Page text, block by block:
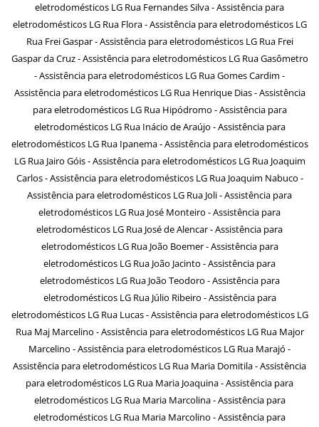
eletrodomésticos LG Rua Fernandes Silva - Assistência para
eletrodomésticos LG Rua Flora - Assistência para eletrodomésticos LG
Rua Frei Gaspar - Assistência para eletrodomésticos LG Rua Frei
Gaspar da Cruz - Assistência para eletrodomésticos LG Rua Gasômetro
- Assistência para eletrodomésticos LG Rua Gomes Cardim -
Assistência para eletrodomésticos LG Rua Henrique Dias - Assistência
para eletrodomésticos LG Rua Hipódromo - Assistência para
eletrodomésticos LG Rua Inácio de Araújo - Assistência para
eletrodomésticos LG Rua Ipanema - Assistência para eletrodomésticos
LG Rua Jairo Góis - Assistência para eletrodomésticos LG Rua Joaquim
Carlos - Assistência para eletrodomésticos LG Rua Joaquim Nabuco -
Assistência para eletrodomésticos LG Rua Joli - Assistência para
eletrodomésticos LG Rua José Monteiro - Assistência para
eletrodomésticos LG Rua José de Alencar - Assistência para
eletrodomésticos LG Rua João Boemer - Assistência para
eletrodomésticos LG Rua João Jacinto - Assistência para
eletrodomésticos LG Rua João Teodoro - Assistência para
eletrodomésticos LG Rua Júlio Ribeiro - Assistência para
eletrodomésticos LG Rua Lucas - Assistência para eletrodomésticos LG
Rua Maj Marcelino - Assistência para eletrodomésticos LG Rua Major
Marcelino - Assistência para eletrodomésticos LG Rua Marajó -
Assistência para eletrodomésticos LG Rua Maria Domitila - Assistência
para eletrodomésticos LG Rua Maria Joaquina - Assistência para
eletrodomésticos LG Rua Maria Marcolina - Assistência para
eletrodomésticos LG Rua Maria Marcolino - Assistência para